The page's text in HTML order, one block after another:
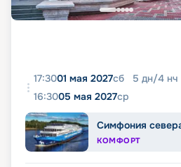
17:3001 мая 2027сб 5 дн/4 нч
16:3005 мая 2027ср
Симфония
КОМФОРТ